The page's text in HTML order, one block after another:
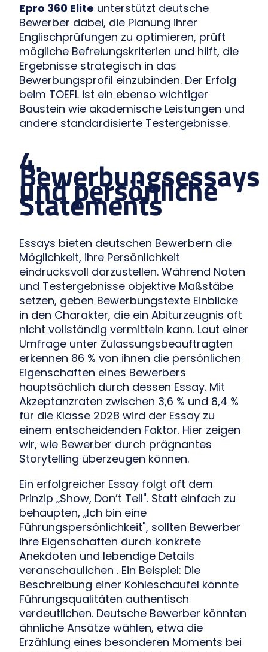
Epro 360 Elite unterstützt deutsche
Bewerber dabei, die Planung ihrer
Englischprüfungen zu optimieren, prüft
mögliche Befreiungskriterien und hilft, die
Ergebnisse strategisch in das
Bewerbungsprofil einzubinden. Der Erfolg
beim TOEFL ist ein ebenso wichtiger
Baustein wie akademische Leistungen und
andere standardisierte Testergebnisse.
4.
Bewerbungsessays
und persönliche
Statements
Essays bieten deutschen Bewerbern die
Möglichkeit, ihre Persönlichkeit
eindrucksvoll darzustellen. Während Noten
und Testergebnisse objektive Maßstäbe
setzen, geben Bewerbungstexte Einblicke
in den Charakter, die ein Abiturzeugnis oft
nicht vollständig vermitteln kann. Laut einer
Umfrage unter Zulassungsbeauftragten
erkennen 86 % von ihnen die persönlichen
Eigenschaften eines Bewerbers
hauptsächlich durch dessen Essay. Mit
Akzeptanzraten zwischen 3,6 % und 8,4 %
für die Klasse 2028 wird der Essay zu
einem entscheidenden Faktor. Hier zeigen
wir, wie Bewerber durch prägnantes
Storytelling überzeugen können.
Ein erfolgreicher Essay folgt oft dem
Prinzip „Show, Don’t Tell". Statt einfach zu
behaupten, „Ich bin eine
Führungspersönlichkeit", sollten Bewerber
ihre Eigenschaften durch konkrete
Anekdoten und lebendige Details
veranschaulichen . Ein Beispiel: Die
Beschreibung einer Kohleschaufel könnte
Führungsqualitäten authentisch
verdeutlichen. Deutsche Bewerber könnten
ähnliche Ansätze wählen, etwa die
Erzählung eines besonderen Moments bei